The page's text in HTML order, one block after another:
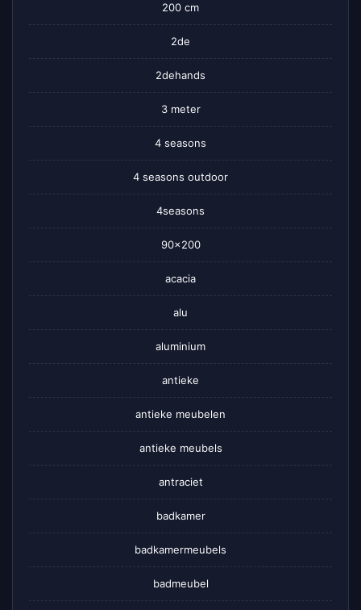
200 cm
2de
2dehands
3 meter
4 seasons
4 seasons outdoor
4seasons
90×200
acacia
alu
aluminium
antieke
antieke meubelen
antieke meubels
antraciet
badkamer
badkamermeubels
badmeubel